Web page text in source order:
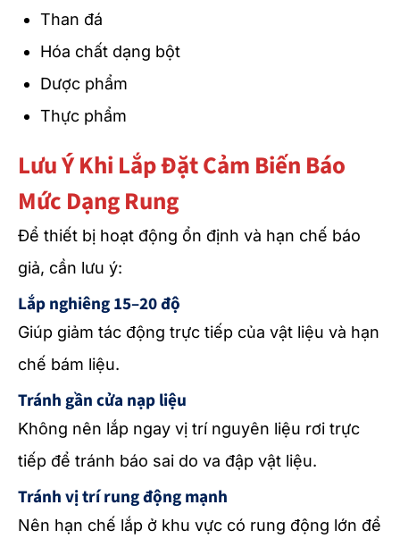
Than đá
Hóa chất dạng bột
Dược phẩm
Thực phẩm
Lưu Ý Khi Lắp Đặt Cảm Biến Báo
Mức Dạng Rung
Để thiết bị hoạt động ổn định và hạn chế báo
giả, cần lưu ý:
Lắp nghiêng 15–20 độ
Giúp giảm tác động trực tiếp của vật liệu và hạn
chế bám liệu.
Tránh gần cửa nạp liệu
Không nên lắp ngay vị trí nguyên liệu rơi trực
tiếp để tránh báo sai do va đập vật liệu.
Tránh vị trí rung động mạnh
Nên hạn chế lắp ở khu vực có rung động lớn để